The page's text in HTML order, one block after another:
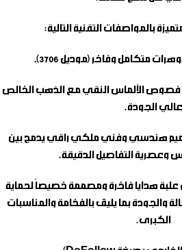
بالمواصفات التقنية التالية:
متكامل وفاخر (موديل 3706).
فصوص الألماس النقي مع الذهب الخالص
عالي الجودة.
هندسي وفني ملكي راقي يدمج بين
وعصرية التفاصيل الدقيقة.
علبة هدايا فاخرة ومصممة خصيصاً لحماية
والجودة بما يليق بالفخامة والمناسبات
الكبرى.